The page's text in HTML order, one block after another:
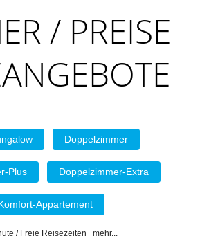
/ PREISE
Doppelzimmer
Plus Doppelzimmer-Extra
Appartement
/ Freie Reisezeiten mehr...